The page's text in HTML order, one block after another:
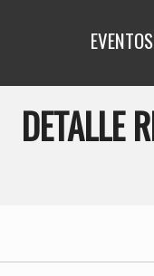
EVENTOS
DETALLE